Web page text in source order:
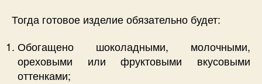
Тогда готовое изделие обязательно будет:
Обогащено шоколадными, молочными,
ореховыми или фруктовыми вкусовыми
оттенками;